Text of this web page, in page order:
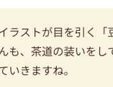
ラストが目を引く
も、茶道の装いを
いきますね。